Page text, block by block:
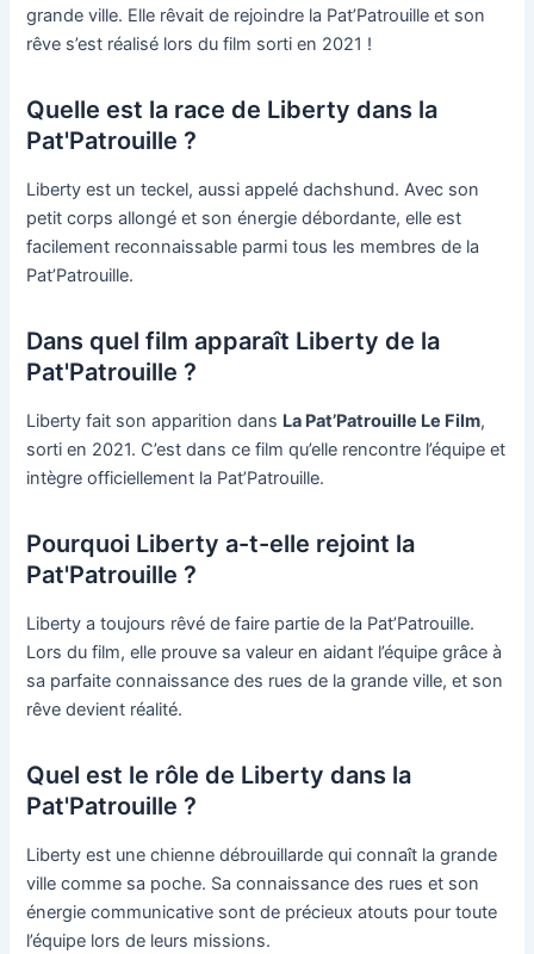
grande ville. Elle rêvait de rejoindre la Pat’Patrouille et son
rêve s’est réalisé lors du film sorti en 2021 !
Quelle est la race de Liberty dans la
Pat'Patrouille ?
Liberty est un teckel, aussi appelé dachshund. Avec son
petit corps allongé et son énergie débordante, elle est
facilement reconnaissable parmi tous les membres de la
Pat’Patrouille.
Dans quel film apparaît Liberty de la
Pat'Patrouille ?
Liberty fait son apparition dans La Pat’Patrouille Le Film,
sorti en 2021. C’est dans ce film qu’elle rencontre l’équipe et
intègre officiellement la Pat’Patrouille.
Pourquoi Liberty a-t-elle rejoint la
Pat'Patrouille ?
Liberty a toujours rêvé de faire partie de la Pat’Patrouille.
Lors du film, elle prouve sa valeur en aidant l’équipe grâce à
sa parfaite connaissance des rues de la grande ville, et son
rêve devient réalité.
Quel est le rôle de Liberty dans la
Pat'Patrouille ?
Liberty est une chienne débrouillarde qui connaît la grande
ville comme sa poche. Sa connaissance des rues et son
énergie communicative sont de précieux atouts pour toute
l’équipe lors de leurs missions.